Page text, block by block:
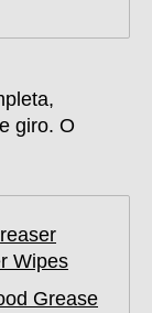
giro. O
Wipes
Grease